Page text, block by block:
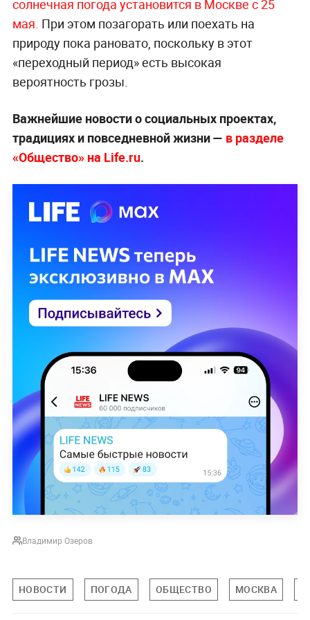
солнечная погода установится в Москве с 25
мая. При этом позагорать или поехать на
природу пока рановато, поскольку в этот
«переходный период» есть высокая
вероятность грозы.
Важнейшие новости о социальных проектах,
традициях и повседневной жизни — в разделе
«Общество» на Life.ru.
Владимир Озеров
НОВОСТИ ПОГОДА ОБЩЕСТВО МОСКВА